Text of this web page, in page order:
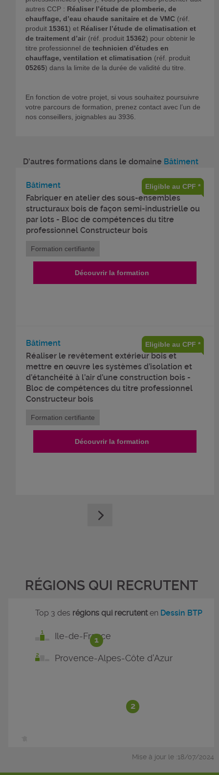
autres CCP : Réaliser l’étude de plomberie, de
chauffage, d’eau chaude sanitaire et de VMC (réf.
produit 15361) et Réaliser l’étude de climatisation et
de traitement d’air (réf. produit 15362) pour obtenir le
titre professionnel de technicien d'études en
chauffage, ventilation et climatisation (réf. produit
05265) dans la limite de la durée de validité du titre.
En fonction de votre projet, si vous souhaitez poursuivre
votre parcours de formation, prenez contact avec l’un de
nos conseillers, joignables au 3936.
D'autres formations dans le domaine Bâtiment
Bâtiment
Fabriquer en atelier des sous-ensembles
structuraux bois de façon semi-industrielle ou
par lots - Bloc de compétences du titre
professionnel Constructeur bois
Eligible au CPF *
Formation certifiante
Découvrir la formation
Bâtiment
Réaliser le revêtement extérieur bois et
mettre en œuvre les systèmes d’isolation et
d’étanchéité à l’air d’une construction bois -
Bloc de compétences du titre professionnel
Constructeur bois
Eligible au CPF *
Formation certifiante
Découvrir la formation
RÉGIONS QUI RECRUTENT
1
2
Top 3 des régions qui recrutenten Dessin BTP
Ile-de-France
Provence-Alpes-Côte d'Azur
Mise à jour le :18/07/2024